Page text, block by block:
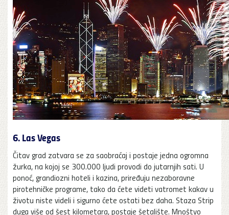
6. Las Vegas
Čitav grad zatvara se za saobraćaj i postaje jedna ogromna
žurka, na kojoj se 300.000 ljudi provodi do jutarnjih sati. U
ponoć, grandiozni hoteli i kazina, priređuju nezaboravne
pirotehničke programe, tako da ćete videti vatromet kakav u
životu niste videli i sigurno ćete ostati bez daha. Staza Strip
duga više od šest kilometara, postaje šetalište. Mnoštvo